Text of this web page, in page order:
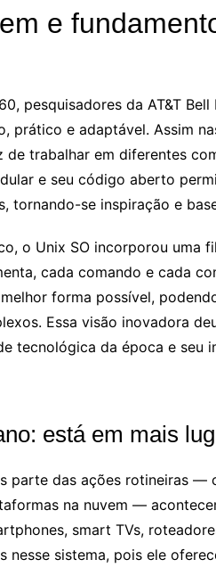
e
pesquisadores da AT&T
prático e adaptável. Assim
de trabalhar em diferentes
e seu código aberto
tornando-se inspiração e
o Unix SO incorporou uma
cada comando e cada
forma possível,
Essa visão inovadora
tecnológica da época e seu
está em mais
parte das ações rotineiras —
na nuvem —
smart TVs,
nesse sistema, pois ele